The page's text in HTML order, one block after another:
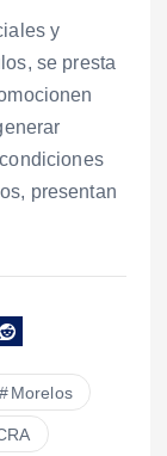
y
se presta
presentan
Morelos